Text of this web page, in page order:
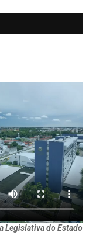
Legislativa do Estado